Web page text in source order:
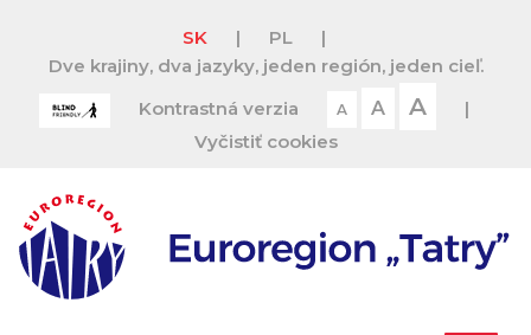
SK | PL
|
Dve krajiny, dva jazyky, jeden región, jeden cieľ.
Kontrastná verzia
A A A
|
Vyčistiť cookies